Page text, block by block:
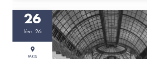
26
févr. 26
PARIS